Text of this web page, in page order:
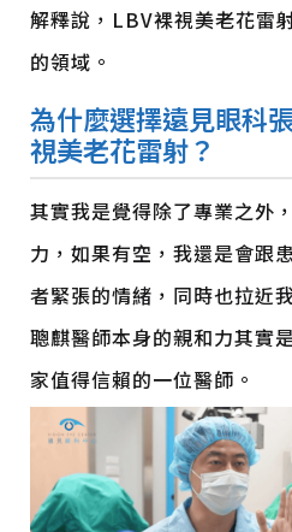
解釋說，LBV裸視美老花雷
的領域。
為什麼選擇遠見眼科
視美老花雷射？
其實我是覺得除了專業之外
力，如果有空，我還是會跟
者緊張的情緒，同時也拉近
聰麒醫師本身的親和力其實
家值得信賴的一位醫師。